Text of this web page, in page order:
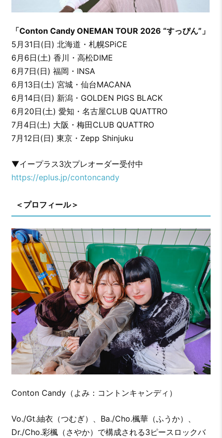
「Conton Candy ONEMAN TOUR 2026 “すっぴん”」
5月31日(日) 北海道・札幌SPiCE
6月6日(土) 香川・高松DIME
6月7日(日) 福岡・INSA
6月13日(土) 宮城・仙台MACANA
6月14日(日) 新潟・GOLDEN PIGS BLACK
6月20日(土) 愛知・名古屋CLUB QUATTRO
7月4日(土) 大阪・梅田CLUB QUATTRO
7月12日(日) 東京・Zepp Shinjuku
▼イープラス3次プレオーダー受付中
https://eplus.jp/contoncandy
＜プロフィール＞
Conton Candy（よみ：コントンキャンディ）
Vo./Gt.紬衣（つむぎ）、Ba./Cho.楓華（ふうか）、
Dr./Cho.彩楓（さやか）で構成される3ピースロックバ